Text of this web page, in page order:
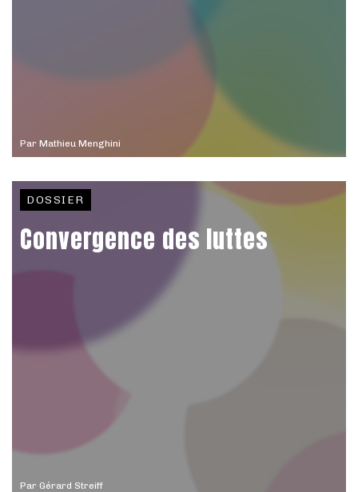
Par Mathieu Menghini
Par Gérard Streiff
DOSSIER
Convergence des luttes